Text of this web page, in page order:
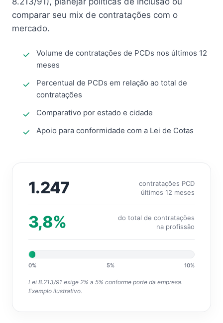
comparar seu mix de contratações com o
mercado.
Volume de contratações de PCDs nos últimos 12
meses
Percentual de PCDs em relação ao total de
contratações
Comparativo por estado e cidade
Apoio para conformidade com a Lei de Cotas
1.247
contratações PCD
últimos 12 meses
3,8%
do total de contratações
na profissão
0% 5% 10%
Lei 8.213/91 exige 2% a 5% conforme porte da empresa.
Exemplo ilustrativo.